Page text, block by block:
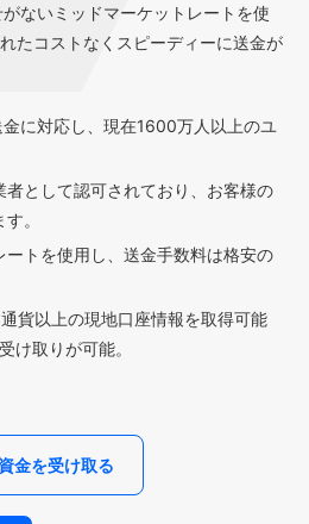
ないミッドマーケットレートを使
たコストなくスピーディーに送金が
に対応し、現在1600万人以上のユ
として認可されており、お客様の
。
トを使用し、送金手数料は格安の
貨以上の現地口座情報を取得可能
け取りが可能。
資金を受け取る